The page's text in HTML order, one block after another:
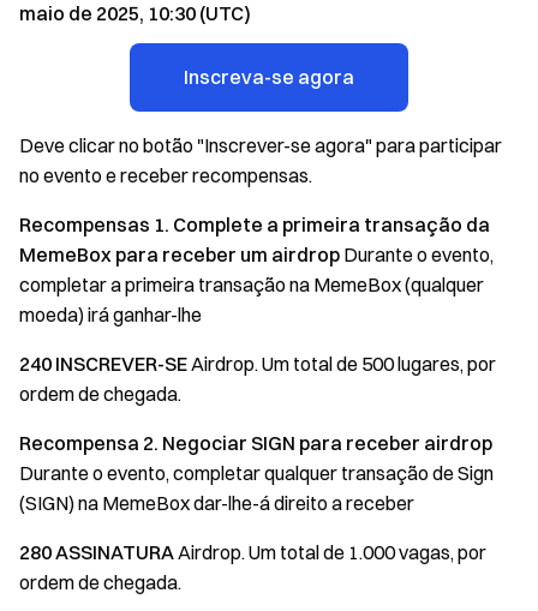
maio de 2025, 10:30 (UTC)
Inscreva-se agora
Deve clicar no botão "Inscrever-se agora" para participar
no evento e receber recompensas.
Recompensas 1. Complete a primeira transação da
MemeBox para receber um airdrop Durante o evento,
completar a primeira transação na MemeBox (qualquer
moeda) irá ganhar-lhe
240 INSCREVER-SEAirdrop. Um total de 500 lugares, por
ordem de chegada.
Recompensa 2. Negociar SIGN para receber airdrop
Durante o evento, completar qualquer transação de Sign
(SIGN) na MemeBox dar-lhe-á direito a receber
280 ASSINATURAAirdrop. Um total de 1.000 vagas, por
ordem de chegada.